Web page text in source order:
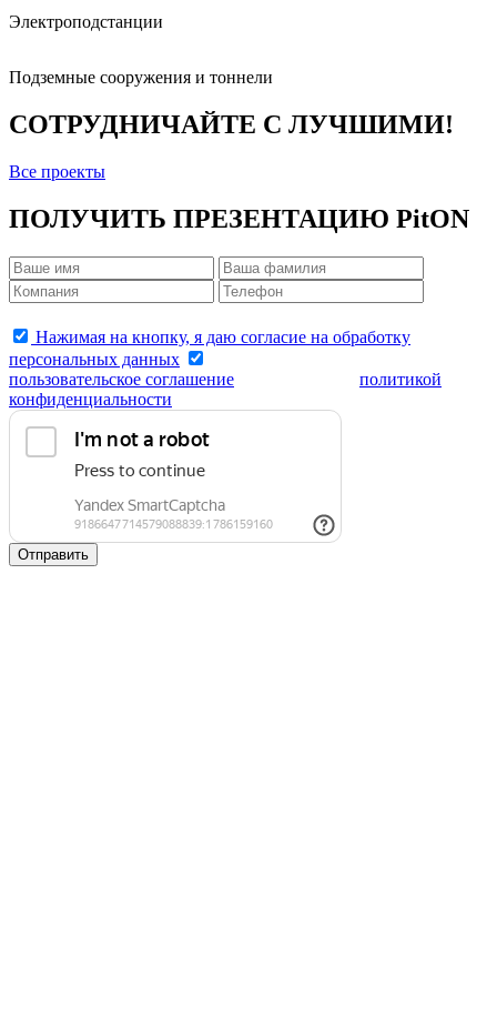
Электроподстанции
Подземные сооружения и тоннели
СОТРУДНИЧАЙТЕ С ЛУЧШИМИ!
Все проекты
ПОЛУЧИТЬ ПРЕЗЕНТАЦИЮ PitON
Нажимая на кнопку, я даю согласие на обработку
персональных данных
пользовательское соглашение
политикой
конфиденциальности
Отправить